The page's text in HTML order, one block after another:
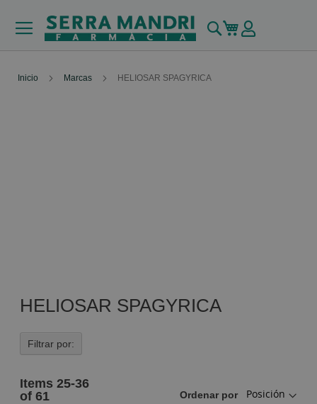
Buscar
Mi carrito
Inicio Marcas HELIOSAR SPAGYRICA
HELIOSAR SPAGYRICA
Items 25-36
of 61 Ordenar por
Filtrar por: